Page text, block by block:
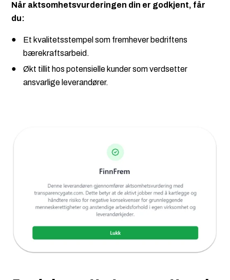
Når aktsomhetsvurderingen din er godkjent, får
du:
Et kvalitetsstempel som fremhever bedriftens
bærekraftsarbeid.
Økt tillit hos potensielle kunder som verdsetter
ansvarlige leverandører.